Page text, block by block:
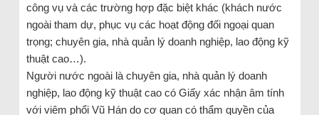
công vụ và các trường hợp đặc biệt khác (khách nước
ngoài tham dự, phục vụ các hoạt động đối ngoại quan
trọng; chuyên gia, nhà quản lý doanh nghiệp, lao động kỹ
thuật cao…).
Người nước ngoài là chuyên gia, nhà quản lý doanh
nghiệp, lao động kỹ thuật cao có Giấy xác nhận âm tính
với viêm phổi Vũ Hán do cơ quan có thẩm quyền của